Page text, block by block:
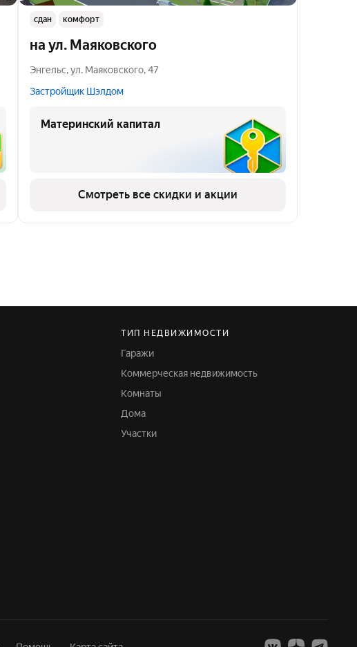
сдан комфорт
на ул. Маяковского
Энгельс,ул. Маяковского,47
Застройщик Шэлдом
Материнский капитал
Смотреть все скидки и акции
ТИП НЕДВИЖИМОСТИ
Гаражи
Коммерческая недвижимость
Комнаты
Дома
Участки